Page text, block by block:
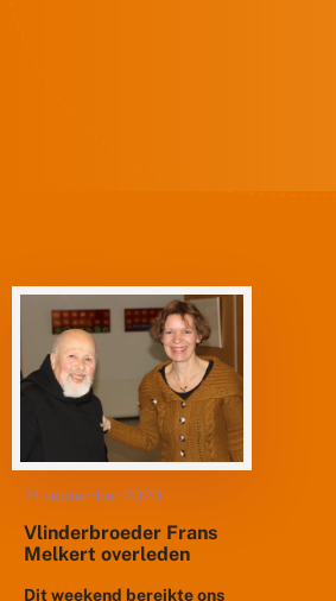
21 september 2020
Vlinderbroeder Frans
Melkert overleden
Dit weekend bereikte ons